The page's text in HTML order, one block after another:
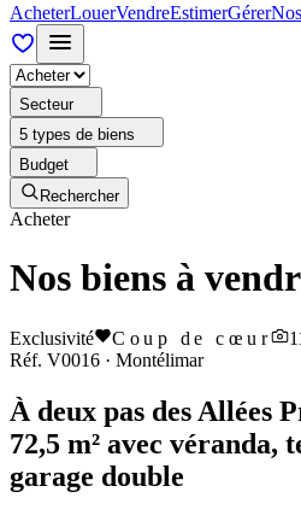
AcheterLouerVendreEstimerGérer
Secteur
5 types de biens
Budget
Rechercher
Acheter
Nos biens à
Exclusivité Coup de cœur
Réf. V0016 · Montélimar
À deux pas des Allées
72,5 m² avec véranda,
garage double